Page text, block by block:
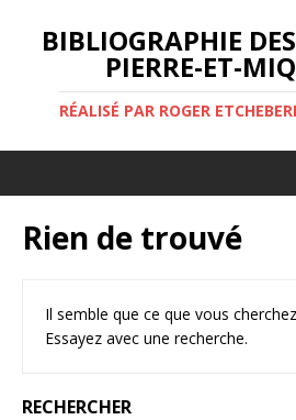
BIBLIOGRAPHIE
PIERRE-ET-
RÉALISÉ PAR ROGER
Rien de trouvé
Il semble que ce que vous
Essayez avec une recherche.
RECHERCHER